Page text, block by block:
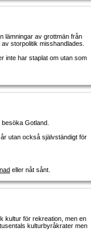
lämningar av grottmän från
storpolitik misshandlades.
inte har staplat om utan som
Gotland.
utan också självständigt för
eller nåt sånt.
kultur för rekreation, men en
kulturbyråkrater men